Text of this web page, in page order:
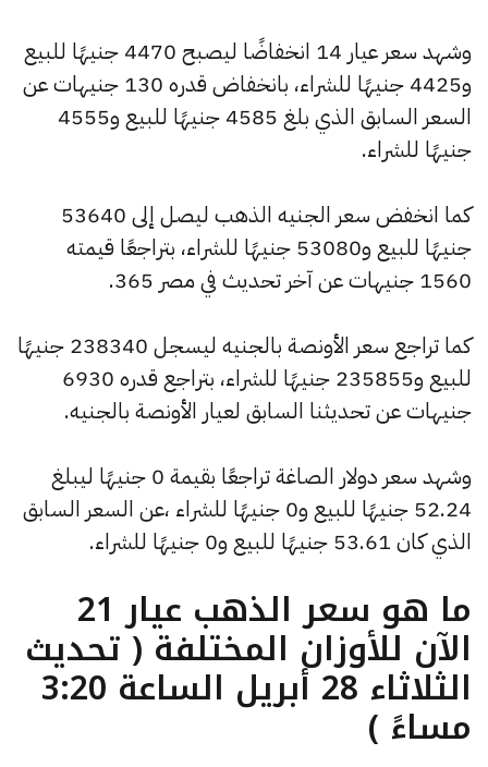
وشهد سعر عيار 14 انخفاضًا ليصبح 4470 جنيهًا للبيع
و4425 جنيهًا للشراء، بانخفاض قدره 130 جنيهات عن
السعر السابق الذي بلغ 4585 جنيهًا للبيع و4555
جنيهًا للشراء.
كما انخفض سعر الجنيه الذهب ليصل إلى 53640
جنيهًا للبيع و53080 جنيهًا للشراء، بتراجعًا قيمته
1560 جنيهات عن آخر تحديث في مصر 365.
كما تراجع سعر الأونصة بالجنيه ليسجل 238340 جنيهًا
للبيع و235855 جنيهًا للشراء، بتراجع قدره 6930
جنيهات عن تحديثنا السابق لعيار الأونصة بالجنيه.
وشهد سعر دولار الصاغة تراجعًا بقيمة 0 جنيهًا ليبلغ
52.24 جنيهًا للبيع و0 جنيهًا للشراء ،عن السعر السابق
الذي كان 53.61 جنيهًا للبيع و0 جنيهًا للشراء.
ما هو سعر الذهب عيار 21
الآن للأوزان المختلفة ( تحديث
الثلاثاء 28 أبريل الساعة 3:20
مساءً )